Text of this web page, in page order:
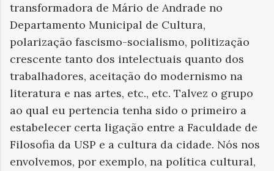
transformadora de Mário de Andrade no
Departamento Municipal de Cultura,
polarização fascismo-socialismo, politização
crescente tanto dos intelectuais quanto dos
trabalhadores, aceitação do modernismo na
literatura e nas artes, etc., etc. Talvez o grupo
ao qual eu pertencia tenha sido o primeiro a
estabelecer certa ligação entre a Faculdade de
Filosofia da USP e a cultura da cidade. Nós nos
envolvemos, por exemplo, na política cultural,